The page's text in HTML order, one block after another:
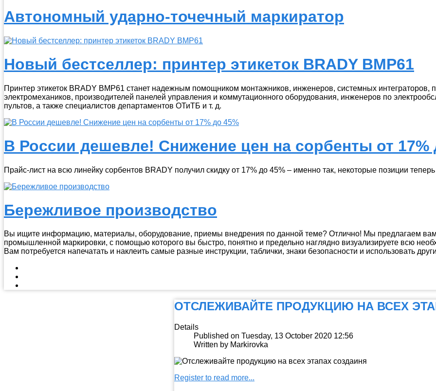
Автономный ударно-точечный маркиратор
Новый бестселлер: принтер этикеток BRADY BMP61
Принтер этикеток BRADY BMP61 станет надежным помощником монтажников, инженеров, системных интеграторов,
электромехаников, производителей панелей управления и коммутационного оборудования, инженеров по
пультов, а также специалистов департаментов ОТиТБ и т. д.
В России дешевле! Снижение цен на сорбенты от 17%
Прайс-лист на всю линейку сорбентов BRADY получил скидку от 17% до 45% – именно так, некоторые позиции
Бережливое производство
Вы ищите информацию, материалы, оборудование, приемы внедрения по данной теме? Отлично! Мы предлагаем
промышленной маркировки, с помощью которого вы быстро, понятно и предельно наглядно визуализируете всю
Вам потребуется напечатать и наклеить самые разные инструкции, таблички, знаки безопасности и использовать
ОТСЛЕЖИВАЙТЕ ПРОДУКЦИЮ НА ВСЕХ
Details
Published on Tuesday, 13 October 2020 12:56
Written by Markirovka
Register to read more...